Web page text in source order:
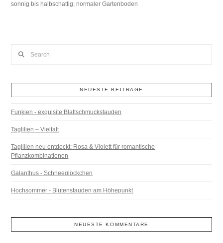
sonnig bis halbschattig; normaler Gartenboden
NEUESTE BEITRÄGE
Funkien - exquisite Blattschmuckstauden
Taglilien – Vielfalt
Taglilien neu entdeckt: Rosa & Violett für romantische
Pflanzkombinationen
Galanthus - Schneeglöckchen
Hochsommer - Blütenstauden am Höhepunkt
NEUESTE KOMMENTARE